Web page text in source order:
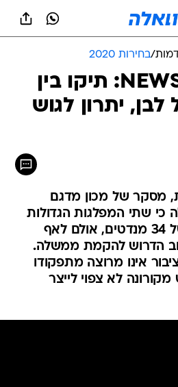
/בחירות 2020
סקר וואלה! NEWS: תיקו בין
לבן, יתרון לגוש
מסקר של מכון מדגם
כי שתי המפלגות הגדולות
זוכות לתוצאה זהה של 34 מנדטים, אולם לאף
הדרוש להקמת ממשלה.
אינו מרוצה מתפקודו
לא צפוי לייצר